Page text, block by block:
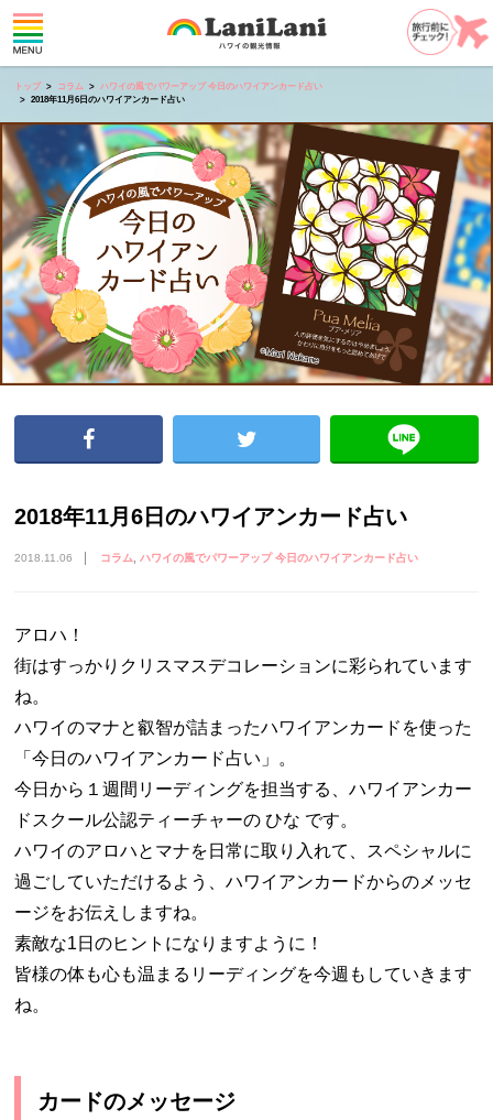
トップ コラム
ハワイの風でパワーアップ 今日のハワイアンカード占い
2018年11月6日のハワイアンカード占い
2018年11月6日のハワイアンカード占い
2018.11.06 コラム ハワイの風でパワーアップ 今日のハワイアンカード占い
アロハ！
街はすっかりクリスマスデコレーションに彩られています
ね。
ハワイのマナと叡智が詰まったハワイアンカードを使った
「今日のハワイアンカード占い」。
今日から１週間リーディングを担当する、ハワイアンカー
ドスクール公認ティーチャーの ひな です。
ハワイのアロハとマナを日常に取り入れて、スペシャルに
過ごしていただけるよう、ハワイアンカードからのメッセ
ージをお伝えしますね。
素敵な1日のヒントになりますように！
皆様の体も心も温まるリーディングを今週もしていきます
ね。
カードのメッセージ